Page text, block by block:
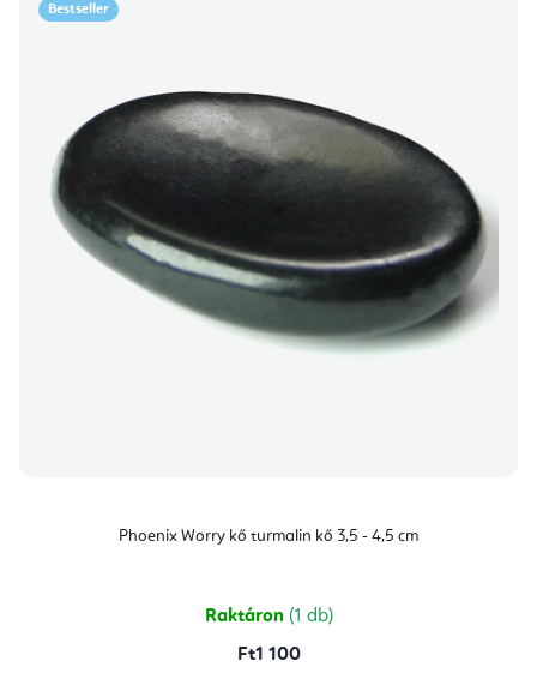
Bestseller
Phoenix Worry kő turmalin kő 3,5 - 4,5 cm
Raktáron (1 db)
Ft1 100